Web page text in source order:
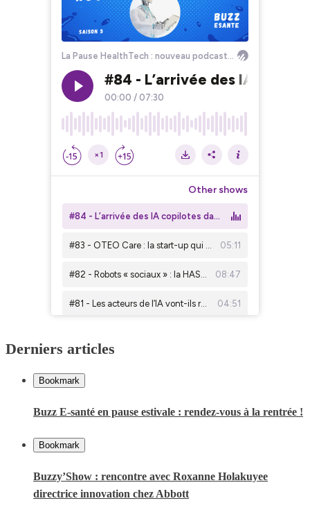
Derniers articles
Bookmark
Buzz E-santé en pause estivale : rendez-vous à la rentrée !
Bookmark
Buzzy’Show : rencontre avec Roxanne Holakuyee
directrice innovation chez Abbott